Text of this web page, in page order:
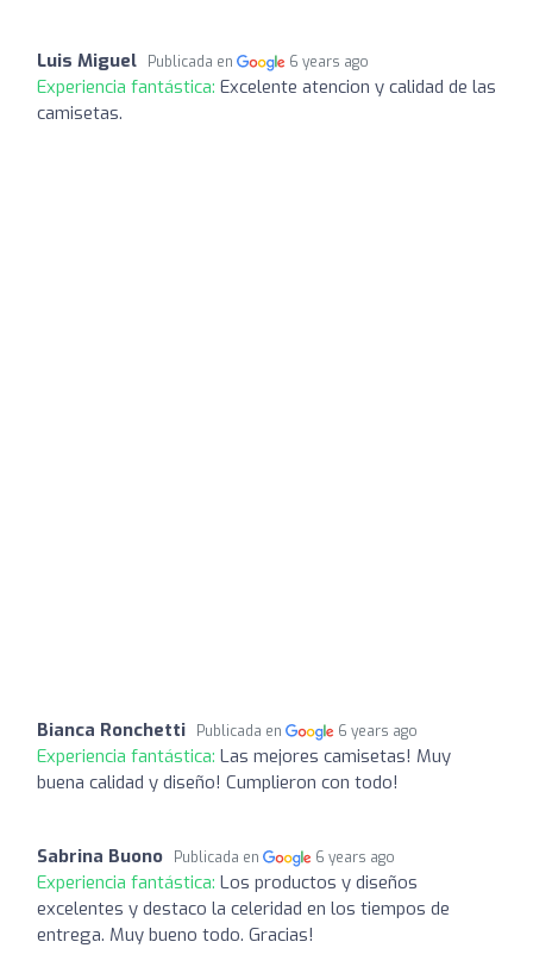
Luis Miguel Publicada en 6 years ago
Experiencia fantástica: Excelente atencion y calidad de las
camisetas.
Bianca Ronchetti Publicada en 6 years ago
Experiencia fantástica: Las mejores camisetas! Muy
buena calidad y diseño! Cumplieron con todo!
Sabrina Buono Publicada en 6 years ago
Experiencia fantástica: Los productos y diseños
excelentes y destaco la celeridad en los tiempos de
entrega. Muy bueno todo. Gracias!